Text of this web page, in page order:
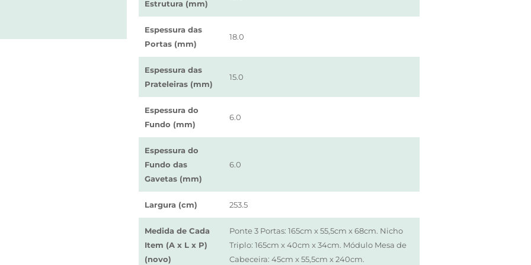
Estrutura (mm)
Espessura das
Portas (mm)
18.0
Espessura das
Prateleiras (mm)
15.0
Espessura do
Fundo (mm)
6.0
Espessura do
Fundo das
Gavetas (mm)
6.0
Largura (cm) 253.5
Medida de Cada
Item (A x L x P)
(novo)
Ponte 3 Portas: 165cm x 55,5cm x 68cm. Nicho
Triplo: 165cm x 40cm x 34cm. Módulo Mesa de
Cabeceira: 45cm x 55,5cm x 240cm.